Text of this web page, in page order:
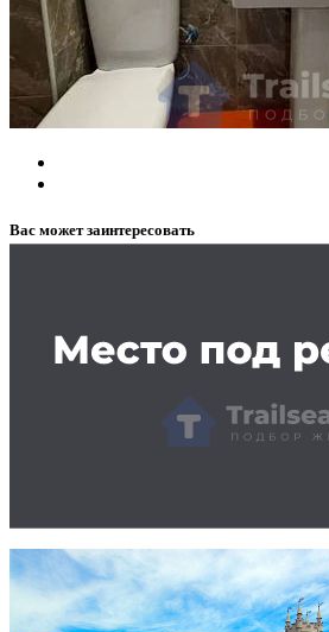
Вас может заинтересовать